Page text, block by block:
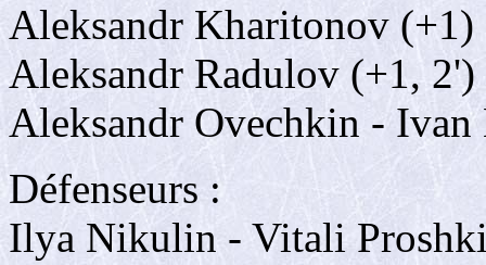
Aleksandr Kharitonov
Aleksandr Radulov (+1, 2')
Aleksandr Ovechkin -
Défenseurs :
Ilya Nikulin - Vitali